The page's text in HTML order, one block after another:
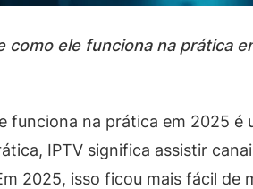
como ele funciona na prática
funciona na prática em 2025
IPTV significa assistir
2025, isso ficou mais fácil